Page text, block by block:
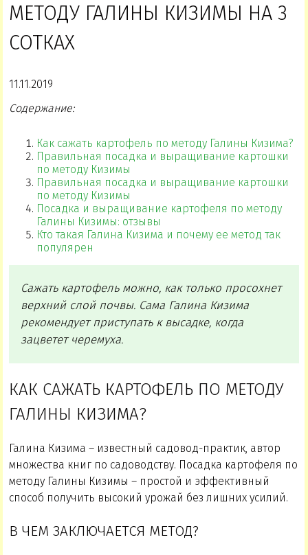
МЕТОДУ ГАЛИНЫ КИЗИМЫ НА 3
СОТКАХ
11.11.2019
Содержание:
Как сажать картофель по методу Галины Кизима?
Правильная посадка и выращивание картошки
по методу Кизимы
Правильная посадка и выращивание картошки
по методу Кизимы
Посадка и выращивание картофеля по методу
Галины Кизимы: отзывы
Кто такая Галина Кизима и почему ее метод так
популярен
Сажать картофель можно, как только просохнет
верхний слой почвы. Сама Галина Кизима
рекомендует приступать к высадке, когда
зацветет черемуха.
КАК САЖАТЬ КАРТОФЕЛЬ ПО МЕТОДУ
ГАЛИНЫ КИЗИМА?
Галина Кизима – известный садовод-практик, автор
множества книг по садоводству. Посадка картофеля по
методу Галины Кизимы – простой и эффективный
способ получить высокий урожай без лишних усилий.
В ЧЕМ ЗАКЛЮЧАЕТСЯ МЕТОД?